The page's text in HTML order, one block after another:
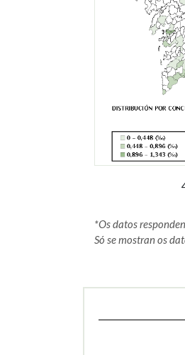
*Os datos
Só se mostran os